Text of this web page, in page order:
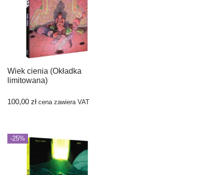
Wiek cienia (Okładka
limitowana)
100,00 zł cena zawiera VAT
-25%